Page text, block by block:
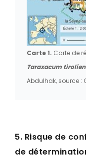
Carte 1. Carte de
Taraxacum
Abdulhak, source :
5. Risque de
de